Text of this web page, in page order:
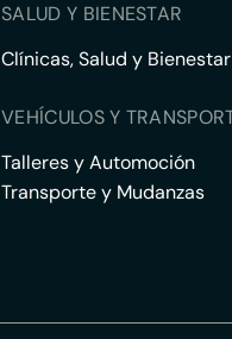
SALUD Y BIENESTAR
Clínicas, Salud y Bienestar
VEHÍCULOS Y
Talleres y Automoción
Transporte y Mudanzas